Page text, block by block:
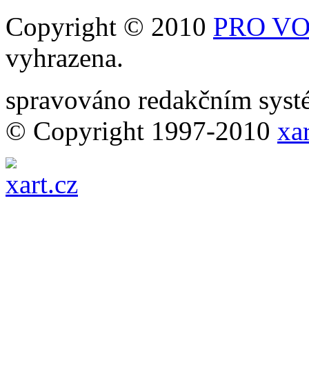
Copyright © 2010 PRO
vyhrazena.
spravováno redakčním
© Copyright 1997-2010